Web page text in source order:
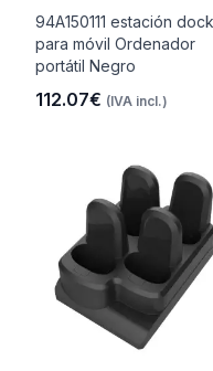
94A150111 estación dock
para móvil Ordenador
portátil Negro
112.07€ (IVA incl.)